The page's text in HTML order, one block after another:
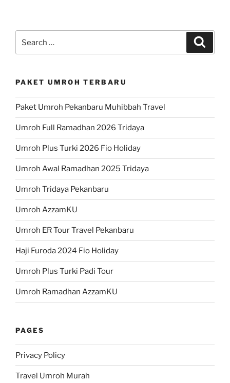
for:
PAKET UMROH TERBARU
Paket Umroh Pekanbaru Muhibbah Travel
Umroh Full Ramadhan 2026 Tridaya
Umroh Plus Turki 2026 Fio Holiday
Umroh Awal Ramadhan 2025 Tridaya
Umroh Tridaya Pekanbaru
Umroh AzzamKU
Umroh ER Tour Travel Pekanbaru
Haji Furoda 2024 Fio Holiday
Umroh Plus Turki Padi Tour
Umroh Ramadhan AzzamKU
PAGES
Privacy Policy
Travel Umroh Murah